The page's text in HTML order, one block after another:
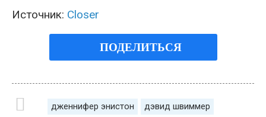
Источник: Closer
ПОДЕЛИТЬСЯ
дженнифер энистон дэвид швиммер